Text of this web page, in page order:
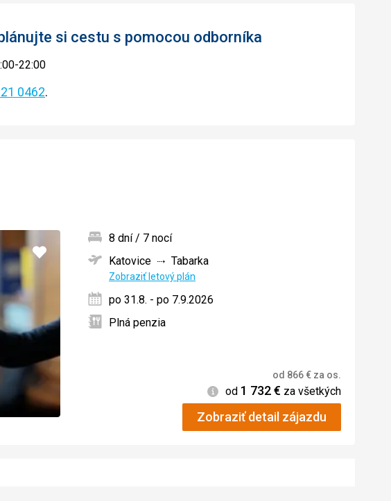
si cestu s pomocou odborníka
22:00
0462.
Pridať
8 dní / 7 nocí
Katovice
Tabarka
Zobraziť letový plán
po 31.8. - po 7.9.2026
Plná penzia
od 866€ za os.
Informácie
od 1 732€ za všetkých
Zobraziť detail zájazdu